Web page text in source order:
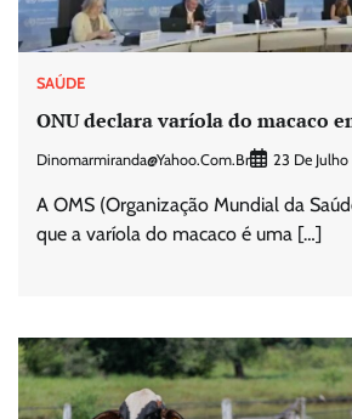
SAÚDE
ONU declara varíola do macaco
Dinomarmiranda@yahoo.com.br 23 De
A OMS (Organização Mundial da
que a varíola do macaco é uma […]